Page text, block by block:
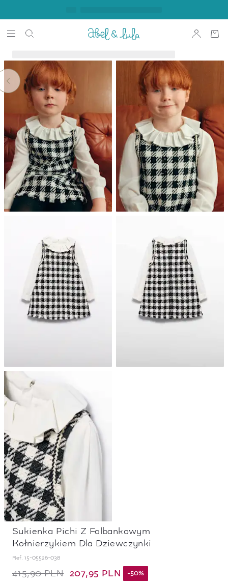
Sukienka Pichi Z Falbankowym
Kołnierzykiem Dla Dziewczynki
Ref. 15-05526-038
415,90 PLN 207,95 PLN -50%